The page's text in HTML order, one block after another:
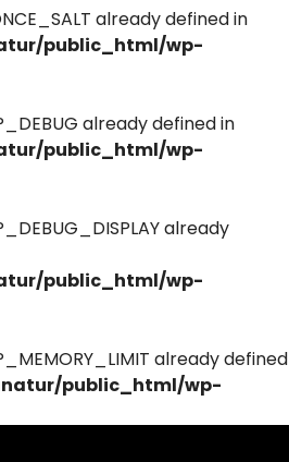
already defined in
public_html/wp-
already defined in
public_html/wp-
already
public_html/wp-
already defined
public_html/wp-